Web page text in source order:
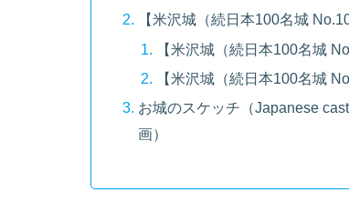
【米沢城（続日本100名城
【米沢城（続日本100名城
【米沢城（続日本100名城
お城のスケッチ（Japanese
画）